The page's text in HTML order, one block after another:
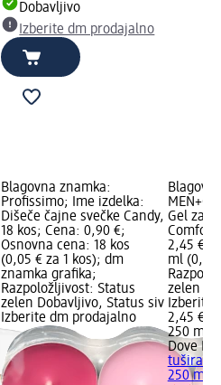
Dobavljivo
Izberite dm prodajalno
Blagovna znamka:
Profissimo; Ime izdelka:
Dišeče čajne svečke Candy,
18 kos; Cena: 0,90 €;
Osnovna cena: 18 kos
(0,05 € za 1 kos); dm
znamka grafika;
Razpoložljivost: Status
zelen Dobavljivo, Status siv
Izberite dm prodajalno
Gel za
2,45 €;
ml (0,98
zelen
Izberite
2,45 €
250 ml
Dove
250 ml